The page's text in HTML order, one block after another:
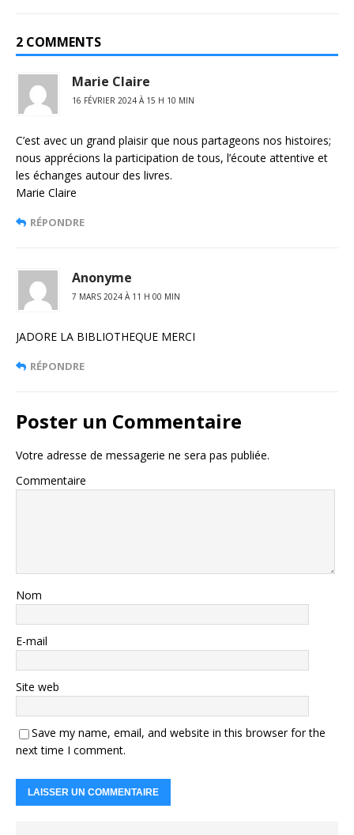
2 COMMENTS
Marie Claire
16 FÉVRIER 2024 À 15 H 10 MIN
C’est avec un grand plaisir que nous partageons nos histoires;
nous apprécions la participation de tous, l’écoute attentive et
les échanges autour des livres.
Marie Claire
RÉPONDRE
Anonyme
7 MARS 2024 À 11 H 00 MIN
JADORE LA BIBLIOTHEQUE MERCI
RÉPONDRE
Poster un Commentaire
Votre adresse de messagerie ne sera pas publiée.
Commentaire
Nom
E-mail
Site web
Save my name, email, and website in this browser for the
next time I comment.